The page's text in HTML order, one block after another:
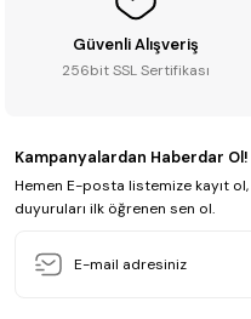
Güvenli Alışveriş
256bit SSL Sertifikası
Kampanyalardan Haberdar Ol!
Hemen E-posta listemize kayıt
duyuruları ilk öğrenen sen ol.